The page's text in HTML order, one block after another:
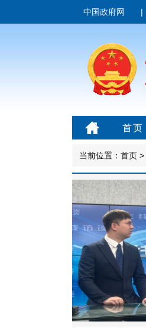
中国政府网 |
首页
当前位置： 首页 >